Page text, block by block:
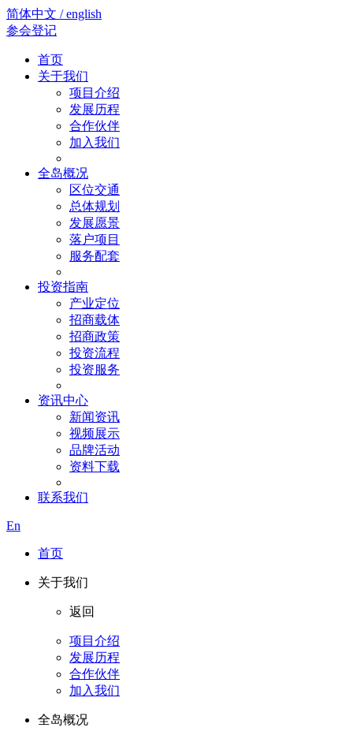
简体中文 / english
参会登记
首页
关于我们
项目介绍
发展历程
合作伙伴
加入我们
全岛概况
区位交通
总体规划
发展愿景
落户项目
服务配套
投资指南
产业定位
招商载体
招商政策
投资流程
投资服务
资讯中心
新闻资讯
视频展示
品牌活动
资料下载
联系我们
En
首页
关于我们
返回
项目介绍
发展历程
合作伙伴
加入我们
全岛概况